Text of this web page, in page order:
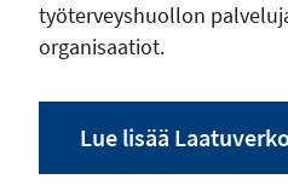
työterveyshuollon
organisaatiot.
Lue lisää